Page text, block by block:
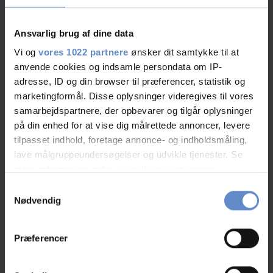
Ansvarlig brug af dine data
Vi og vores 1022 partnere ønsker dit samtykke til at
anvende cookies og indsamle persondata om IP-
adresse, ID og din browser til præferencer, statistik og
marketingformål. Disse oplysninger videregives til vores
samarbejdspartnere, der opbevarer og tilgår oplysninger
på din enhed for at vise dig målrettede annoncer, levere
tilpasset indhold, foretage annonce- og indholdsmåling,
lave målgruppeundersøgelser og udvikle tjenester. Se
tilbage eller ændre indstillinger fra vores
"Cookiedeklaration", eller ved at trykke på "Privacy
Nødvendig
Præferencer
Projektor
Großbildschirm/Großleinwand (Kino)
Zimmerausstattung
Balkon/terrasse
Separater Eingang